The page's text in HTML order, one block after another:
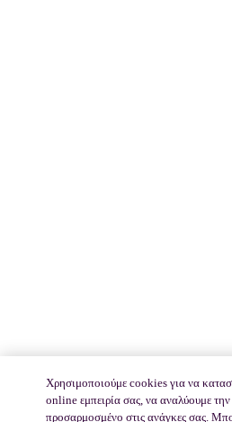
Χρησιμοποιούμε cookies για να
online εμπειρία σας, να αναλύουμε
προσαρμοσμένο στις ανάγκες σας.